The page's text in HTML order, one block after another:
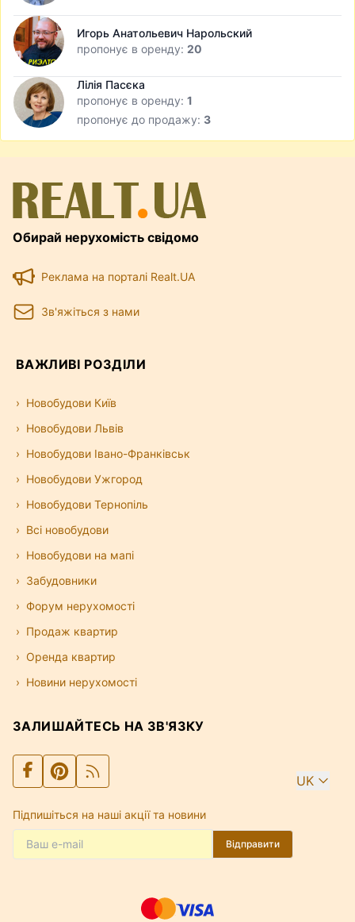
Игорь Анатольевич Нарольский
пропонує в оренду: 20
Лілія Пасєка
пропонує в оренду: 1
пропонує до продажу: 3
Обирай нерухомість свідомо
Реклама на порталі Realt.UA
Зв'яжіться з нами
ВАЖЛИВІ РОЗДІЛИ
Новобудови Київ
Новобудови Львів
Новобудови Івано-Франківськ
Новобудови Ужгород
Новобудови Тернопіль
Всі новобудови
Новобудови на мапі
Забудовники
Форум нерухомості
Продаж квартир
Оренда квартир
Новини нерухомості
ЗАЛИШАЙТЕСЬ НА ЗВ'ЯЗКУ
UK
Підпишіться на наші акції та новини
Відправити